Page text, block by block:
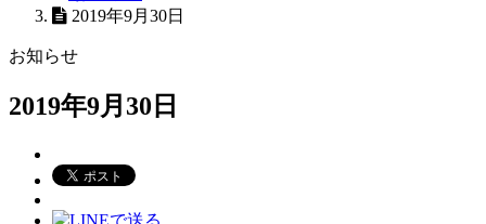
2019年9月30日
お知らせ
2019年9月30日